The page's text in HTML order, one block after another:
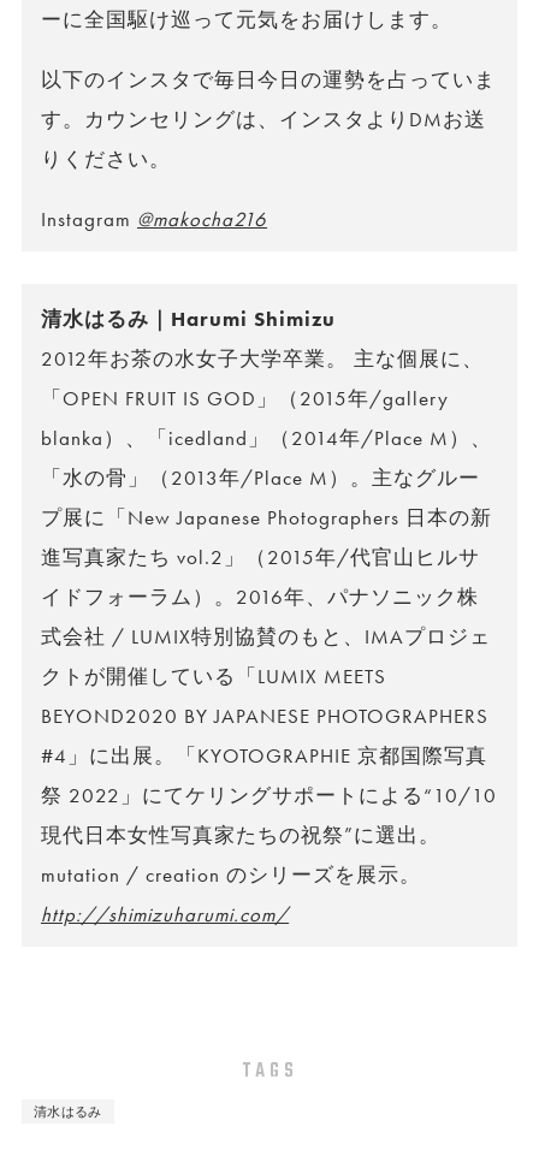
ーに全国駆け巡って元気をお届けします。
以下のインスタで毎日今日の運勢を占っていま
す。カウンセリングは、インスタよりDMお送
りください。
Instagram @makocha216
清水はるみ｜Harumi Shimizu
2012年お茶の水女子大学卒業。 主な個展に、
「OPEN FRUIT IS GOD」（2015年/gallery
blanka）、「icedland」（2014年/Place M）、
「水の骨」（2013年/Place M）。主なグルー
プ展に「New Japanese Photographers 日本の新
進写真家たち vol.2」（2015年/代官山ヒルサ
イドフォーラム）。2016年、パナソニック株
式会社 / LUMIX特別協賛のもと、IMAプロジェ
クトが開催している「LUMIX MEETS
BEYOND2020 BY JAPANESE PHOTOGRAPHERS
#4」に出展。「KYOTOGRAPHIE 京都国際写真
祭 2022」にてケリングサポートによる“10/10
現代日本女性写真家たちの祝祭”に選出。
mutation / creation のシリーズを展示。
http://shimizuharumi.com/
TAGS
清水はるみ